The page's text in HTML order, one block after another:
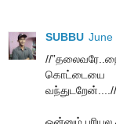
SUBBU June
//
கொட்டையை
வந்துடறேன்....//